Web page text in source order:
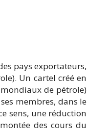
pays exportateurs,
Un cartel créé en
de pétrole)
membres, dans le
sens, une réduction
des cours du